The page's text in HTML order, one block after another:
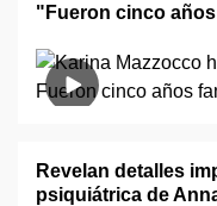
"Fueron cinco
Revelan detalles
psiquiátrica de